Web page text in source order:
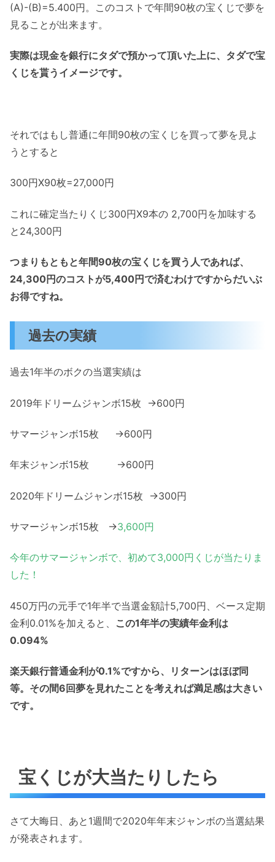
(A)-(B)=5.400円。このコストで年間90枚の宝くじで夢を
見ることが出来ます。
実際は現金を銀行にタダで預かって頂いた上に、タダで宝
くじを貰うイメージです。
それではもし普通に年間90枚の宝くじを買って夢を見よ
うとすると
300円X90枚=27,000円
これに確定当たりくじ300円X9本の 2,700円を加味する
と24,300円
つまりもともと年間90枚の宝くじを買う人であれば、
24,300円のコストが5,400円で済むわけですからだいぶ
お得ですね。
過去の実績
過去1年半のボクの当選実績は
2019年ドリームジャンボ15枚 →600円
サマージャンボ15枚 →600円
年末ジャンボ15枚 →600円
2020年ドリームジャンボ15枚 →300円
サマージャンボ15枚 →3,600円
今年のサマージャンボで、初めて3,000円くじが当たりま
した！
450万円の元手で1年半で当選金額計5,700円、ベース定期
金利0.01%を加えると、 この1年半の実績年金利は
0.094%
楽天銀行普通金利が0.1%ですから、リターンはほぼ同
等。その間6回夢を見れたことを考えれば満足感は大きい
です。
宝くじが大当たりしたら
さて大晦日、あと1週間で2020年年末ジャンボの当選結果
が発表されます。